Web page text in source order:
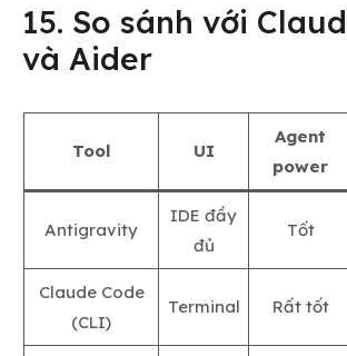
15. So sánh với
và Aider
Tool UI
Agent
power
Antigravity
IDE đầy
đủ
Tốt
Claude Code
(CLI)
Terminal Rất tốt